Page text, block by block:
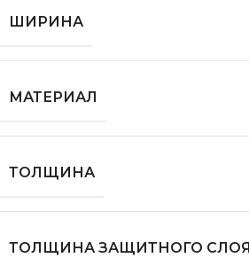
ШИРИНА
МАТЕРИАЛ
ТОЛЩИНА
ТОЛЩИНА ЗАЩИТНОГО СЛОЯ